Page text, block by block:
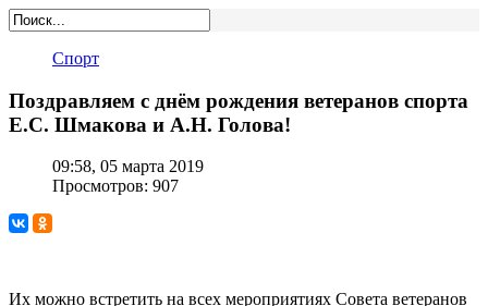
Спорт
Поздравляем с днём рождения ветеранов спорта
Е.С. Шмакова и А.Н. Голова!
09:58, 05 марта 2019
Просмотров: 907
Их можно встретить на всех мероприятиях Совета ветеранов